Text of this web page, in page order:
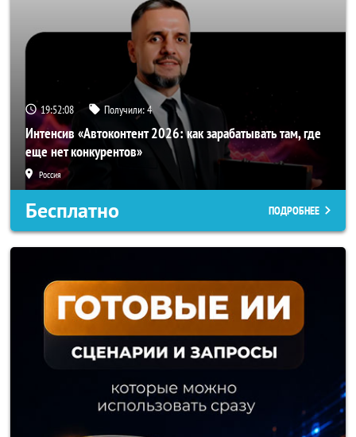
19:52:05 Получили:4
Интенсив «Автоконтент 2026: как зарабатывать там, где
еще нет конкурентов»
Россия
Бесплатно ПОДРОБНЕЕ